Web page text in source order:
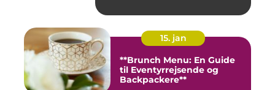
15. jan
**Brunch Menu: En Guide
til Eventyrrejsende og
Backpackere**